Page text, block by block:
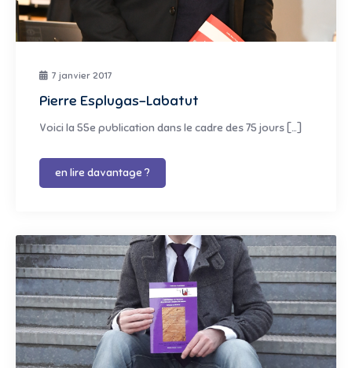
7 janvier 2017
Pierre Esplugas-Labatut
Voici la 55e publication dans le cadre des 75 jours […]
en lire davantage ?